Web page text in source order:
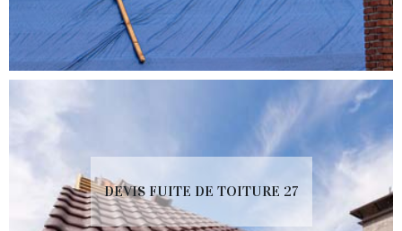
DEVIS FUITE DE TOITURE 27